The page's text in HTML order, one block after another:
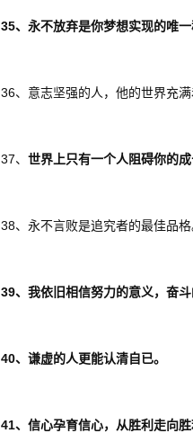
35、永不放弃是你梦想实现的唯一
36、意志坚强的人，他的世界充满
37、 世界上只有一个人阻碍你的
38、永不言败是追究者的最佳品格
39、我依旧相信努力的意义，奋
40、谦虚的人更能认清自已。
41、信心孕育信心，从胜利走向胜